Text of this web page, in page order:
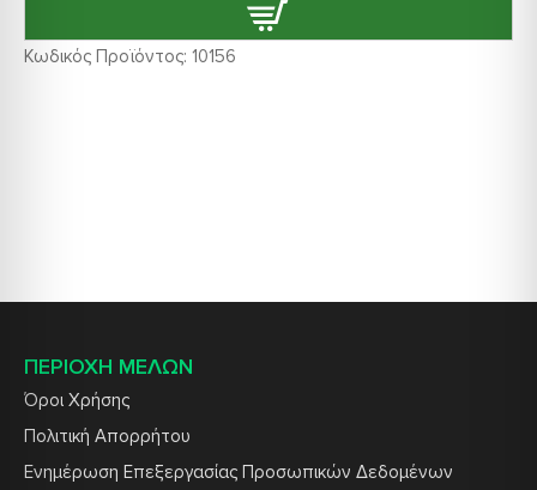
Κωδικός Προϊόντος: 10156
ΠΕΡΙΟΧΗ ΜΕΛΩΝ
Όροι Χρήσης
Πολιτική Απορρήτου
Ενημέρωση Επεξεργασίας Προσωπικών Δεδομένων